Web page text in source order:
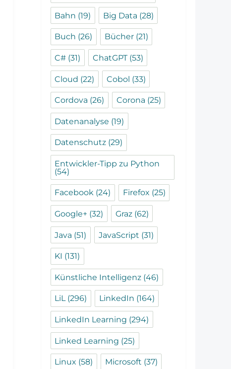
Bahn (19) Big Data (28)
Buch (26) Bücher(21)
C# (31) ChatGPT(53)
Cloud (22) Cobol (33)
Cordova (26) Corona (25)
Datenanalyse (19)
Datenschutz (29)
Entwickler-Tipp zu Python
(54)
Facebook (24) Firefox (25)
Google+ (32) Graz(62)
Java (51) JavaScript (31)
KI (131)
Künstliche Intelligenz (46)
LiL(296) LinkedIn (164)
LinkedIn Learning (294)
Linked Learning (25)
Linux (58) Microsoft (37)